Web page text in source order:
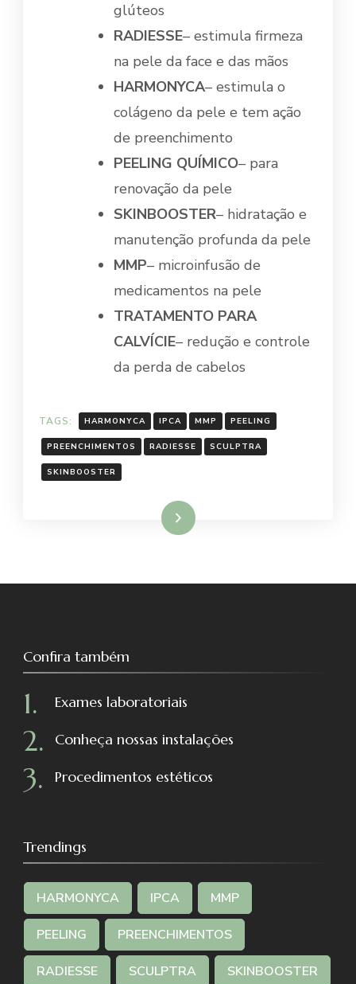
glúteos
RADIESSE– estimula firmeza
na pele da face e das mãos
HARMONYCA– estimula o
colágeno da pele e tem ação
de preenchimento
PEELING QUÍMICO– para
renovação da pele
SKINBOOSTER– hidratação e
manutenção profunda da pele
MMP– microinfusão de
medicamentos na pele
TRATAMENTO PARA
CALVÍCIE– redução e controle
da perda de cabelos
TAGS: HARMONYCA IPCA MMP PEELING
PREENCHIMENTOS RADIESSE SCULPTRA
SKINBOOSTER
Ler mais
Confira também
Exames laboratoriais
Conheça nossas instalações
Procedimentos estéticos
Trendings
HARMONYCA IPCA MMP
PEELING PREENCHIMENTOS
RADIESSE SCULPTRA SKINBOOSTER